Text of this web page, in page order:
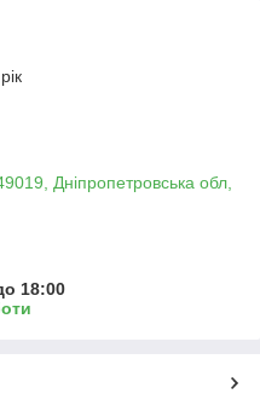
Дніпропетровська обл,
18:00